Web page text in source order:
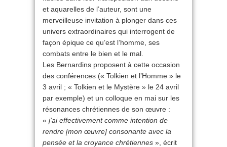
et aquarelles de l’auteur, sont une
merveilleuse invitation à plonger dans ces
univers extraordinaires qui interrogent de
façon épique ce qu’est l’homme, ses
combats entre le bien et le mal.
Les Bernardins proposent à cette occasion
des conférences (« Tolkien et l’Homme » le
3 avril ; « Tolkien et le Mystère » le 24 avril
par exemple) et un colloque en mai sur les
résonances chrétiennes de son œuvre :
« j’ai effectivement comme intention de
rendre [mon œuvre] consonante avec la
pensée et la croyance chrétiennes », écrit